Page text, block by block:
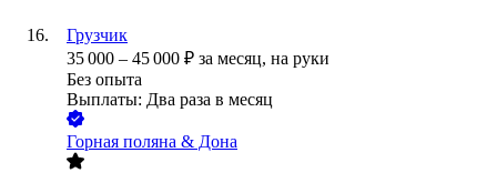
Грузчик
35 000 – 45 000 ₽ за месяц, на руки
Без опыта
Выплаты: Два раза в месяц
Горная поляна & Дона